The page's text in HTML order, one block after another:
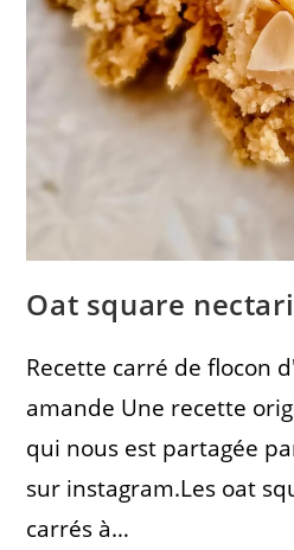
Oat square
Recette carré de flocon
amande Une recette
qui nous est partagée
sur instagram.Les oat
carrés à…